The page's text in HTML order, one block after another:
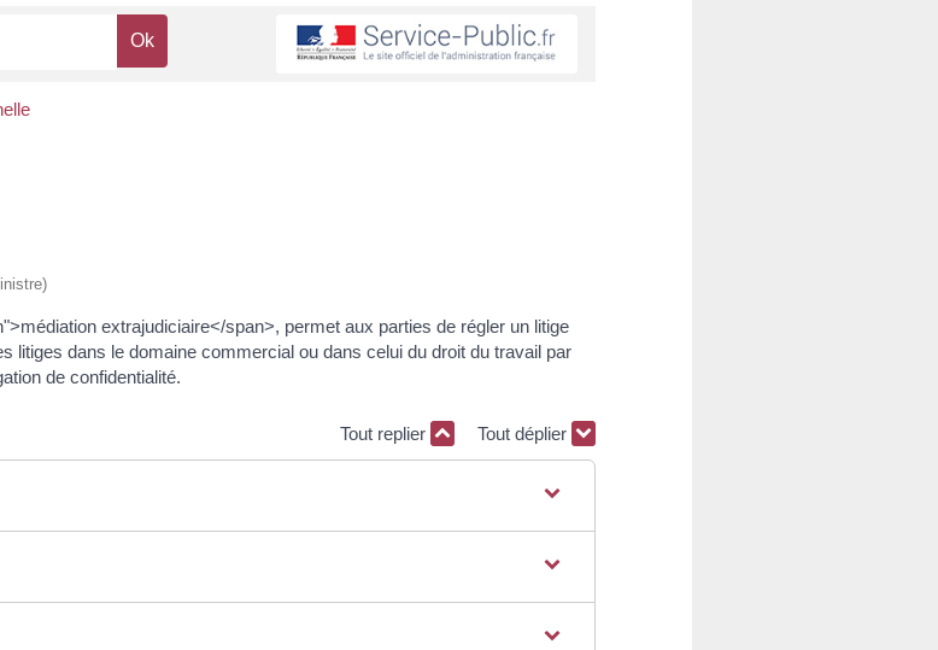
extrajudiciaire</span>, permet aux parties de régler un litige
litiges dans le domaine commercial ou dans celui du droit du travail par
de confidentialité.
Tout replier Tout déplier